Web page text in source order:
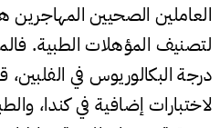
العاملين الصحيين
لتصنيف المؤهلات الطبية.
درجة البكالوريوس في
لاختبارات إضافية في كندا،